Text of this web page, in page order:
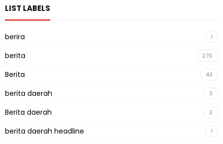
LIST LABELS
berira 1
berita 270
Berita 43
berita daerah 3
Berita daerah 2
berita daerah headline 1